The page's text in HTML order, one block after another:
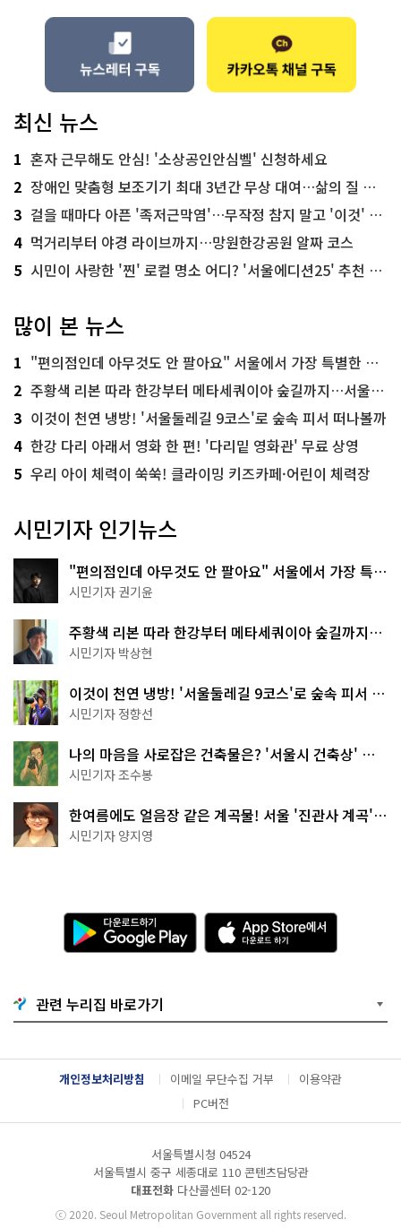
최신 뉴스
1 혼자 근무해도 안심! '소상공인안심벨' 신청하세요
2 장애인 맞춤형 보조기기 최대 3년간 무상 대여…삶의 질 높인다
3 걸을 때마다 아픈 '족저근막염'…무작정 참지 말고 '이것' 해보세요!
4 먹거리부터 야경 라이브까지…망원한강공원 알짜 코스
5 시민이 사랑한 '찐' 로컬 명소 어디? '서울에디션25' 추천 코스
많이 본 뉴스
1 "편의점인데 아무것도 안 팔아요" 서울에서 가장 특별한 편의점의 정체
2 주황색 리본 따라 한강부터 메타세쿼이아 숲길까지…서울둘레길 15코스
3 이것이 천연 냉방! '서울둘레길 9코스'로 숲속 피서 떠나볼까
4 한강 다리 아래서 영화 한 편! '다리밑 영화관' 무료 상영
5 우리 아이 체력이 쑥쑥! 클라이밍 키즈카페·어린이 체력장
시민기자 인기뉴스
"편의점인데 아무것도 안 팔아요" 서울에서 가장 특별
한 편의점의 정체
시민기자 권기윤
주황색 리본 따라 한강부터 메타세쿼이아 숲길까지…
서울둘레길 15코스
시민기자 박상현
이것이 천연 냉방! '서울둘레길 9코스'로 숲속 피서 떠
나볼까
시민기자 정향선
나의 마음을 사로잡은 건축물은? '서울시 건축상' 수
상작 공개!
시민기자 조수봉
한여름에도 얼음장 같은 계곡물! 서울 '진관사 계곡'이
천국이네~
시민기자 양지영
다
운
로
기
G
o
g
l
e
l
A
p
p
e
서
다
운
드
관련 누리집 바로가기
개인정보처리방침 이메일 무단수집 거부
이용약관
PC버전
서울특별시청 04524
서울특별시 중구 세종대로 110 콘텐츠담당관
대표전화 다산콜센터 02-120
ⓒ2020. Seoul Metropolitan Government all rights reserved.